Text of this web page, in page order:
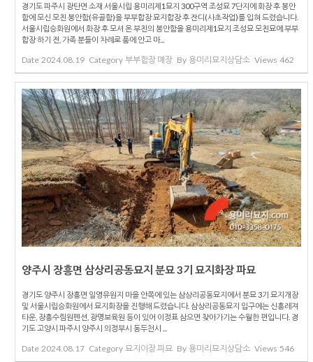
경기도 파주시 광탄면 소재 서울시립 용미리제1묘지 300구역 조성묘 7단지에 화장 후 봉안
함에 모신 모친 봉안함(유골함)을 부부합장 묘지합장 후 잔디(사초작업)를 입혀 드렸습니다.
서울시립승화원에서 화장 후 모셔 온 부친의 봉안함을 용미리제1묘지 조성묘 모친묘에 부부
합장 하기 전, 가족 분들이 차례로 품에 안고 마...
Date 2024.08.19 Category 부부합장 매장 By 용미리묘지상담소 Views 462
양주시 장흥면 삼상리공동묘지 분묘 3기 묘지화장 파묘
경기도 양주시 장흥면 일영유원지 마을 안쪽에 있는 삼상리공동묘지에서 분묘 3기 묘지개장
및 서울시립승화원에서 묘지화장을 진행해 드렸습니다. 삼상리공동묘지 입구에는 신흥레져
타운, 장흥수림원펜션, 광명보육원 등이 있어 이정표 삼으면 찾아가기는 수월한 편입니다. 경
기도 고양시 파주시 양주시 의정부시 동두천시 ...
Date 2024.08.17 Category 묘지이장 파묘 By 용미리묘지상담소 Views 546